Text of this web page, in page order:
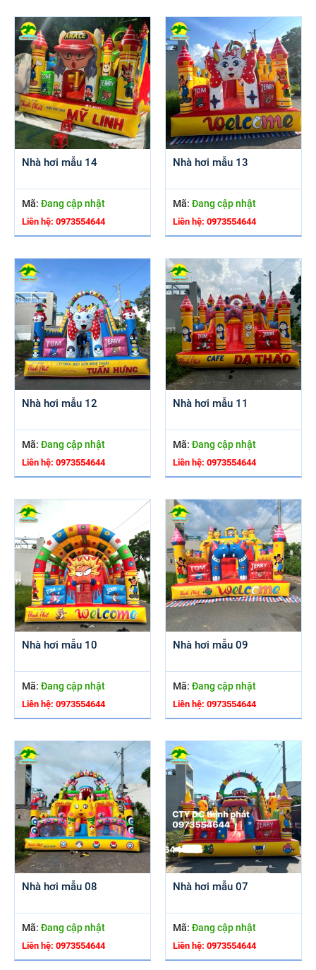
Nhà hơi mẫu 14
Mã: Đang cập nhật
Liên hệ: 0973554644
Nhà hơi mẫu 13
Mã: Đang cập nhật
Liên hệ: 0973554644
Nhà hơi mẫu 12
Mã: Đang cập nhật
Liên hệ: 0973554644
Nhà hơi mẫu 11
Mã: Đang cập nhật
Liên hệ: 0973554644
Nhà hơi mẫu 10
Mã: Đang cập nhật
Liên hệ: 0973554644
Nhà hơi mẫu 09
Mã: Đang cập nhật
Liên hệ: 0973554644
Nhà hơi mẫu 08
Mã: Đang cập nhật
Liên hệ: 0973554644
Nhà hơi mẫu 07
Mã: Đang cập nhật
Liên hệ: 0973554644